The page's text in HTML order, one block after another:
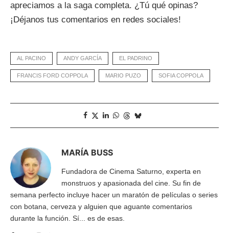
apreciamos a la saga completa. ¿Tú qué opinas?
¡Déjanos tus comentarios en redes sociales!
AL PACINO ANDY GARCÍA EL PADRINO
FRANCIS FORD COPPOLA MARIO PUZO SOFIA COPPOLA
MARÍA BUSS
Fundadora de Cinema Saturno, experta en
monstruos y apasionada del cine. Su fin de
semana perfecto incluye hacer un maratón de películas o series
con botana, cerveza y alguien que aguante comentarios
durante la función. Sí... es de esas.